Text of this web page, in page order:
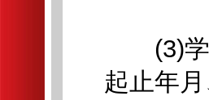
(3)学
起止年